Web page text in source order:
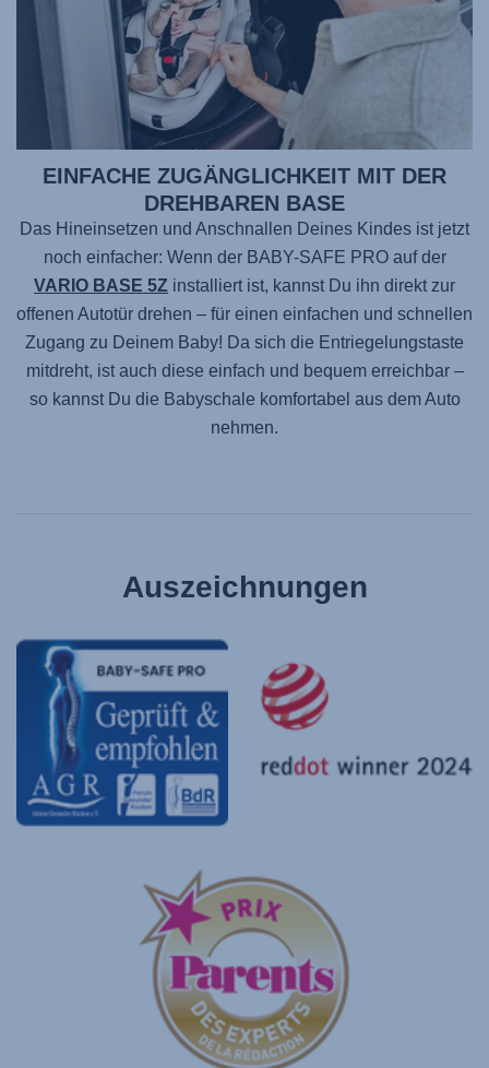
EINFACHE ZUGÄNGLICHKEIT MIT DER
DREHBAREN BASE
Das Hineinsetzen und Anschnallen Deines Kindes ist jetzt
noch einfacher: Wenn der BABY-SAFE PROauf der
VARIO BASE 5Z installiert ist, kannst Du ihn direkt zur
offenen Autotür drehen – für einen einfachen und schnellen
Zugang zu Deinem Baby! Da sich die Entriegelungstaste
mitdreht, ist auch diese einfach und bequem erreichbar –
so kannst Du die Babyschale komfortabel aus dem Auto
nehmen.
Auszeichnungen